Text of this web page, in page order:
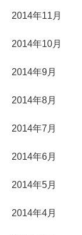
2014年11月
2014年10月
2014年9月
2014年8月
2014年7月
2014年6月
2014年5月
2014年4月